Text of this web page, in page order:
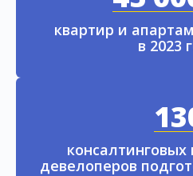
квартир и
в 2023
консалтинговых
девелоперов